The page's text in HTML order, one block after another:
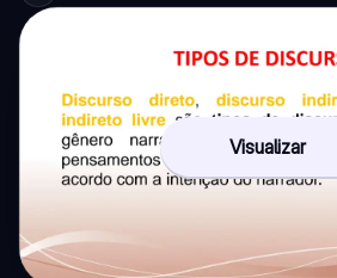
Visualizar